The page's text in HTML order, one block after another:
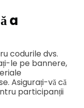
a
codurile dvs.
le pe bannere,
Asigurați-vă că
participanții